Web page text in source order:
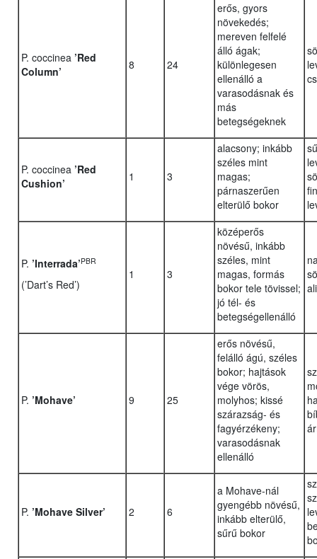
P. coccinea ’Red
Column’
8 24
erős, gyors
növekedés;
mereven felfelé
álló ágak;
különlegesen
ellenálló a
varasodásnak és
más
betegségeknek
P. coccinea ’Red
Cushion’
1 3
alacsony; inkább
széles mint
magas;
párnaszerűen
elterülő bokor
P. ’Interrada’PBR
(’Dart’s Red’)
1 3
középerős
növésű, inkább
széles, mint
magas, formás
bokor tele tövissel;
jó tél- és
betegségellenálló
P. ’Mohave’ 9 25
erős növésű,
felálló ágú, széles
bokor; hajtások
vége vörös,
molyhos; kissé
szárazság- és
fagyérzékeny;
varasodásnak
ellenálló
P. ’Mohave Silver’ 2 6
a Mohave-nál
gyengébb növésű,
inkább elterülő,
sűrű bokor